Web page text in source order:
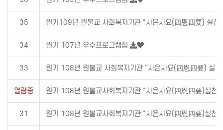
35 원기109년 원불교 사회복지기관 "사은사요(四恩四要) 실천
34 원기 107년 우수프로그램집
33 원기 108년 원불교 사회복지기관 “사은사요(四恩四要) 실
열람중 원기 108년 원불교사회복지기관 "사은사요(四恩四要)실천
31 원기 108년 원불교사회복지기관 "사은사요(四恩四要)실천